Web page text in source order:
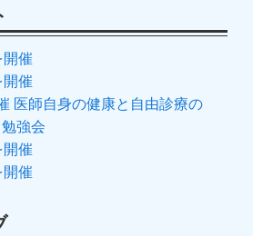
催
催
医師自身の健康と自由診療の
強会
催
催